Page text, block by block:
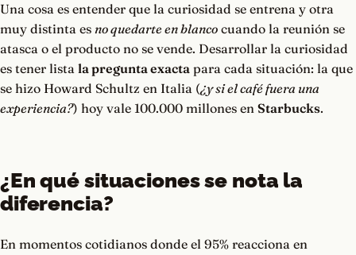
Una cosa es entender que la curiosidad se entrena y otra
muy distinta es no quedarte en blanco cuando la reunión se
atasca o el producto no se vende. Desarrollar la curiosidad
es tener lista la pregunta exacta para cada situación: la que
se hizo Howard Schultz en Italia (¿y si el café fuera una
experiencia?) hoy vale 100.000 millones en Starbucks.
¿En qué situaciones se nota la
diferencia?
En momentos cotidianos donde el 95% reacciona en